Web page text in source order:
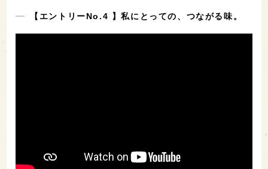
【エントリーNo.4 】私にとっての、つながる味。